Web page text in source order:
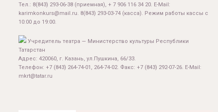
Тел.: 8(843) 293-06-38 (приемная), + 7 906 116 34 20. E-Mail:
karimkonkurs@mail.ru. 8(843) 293-03-74 (касса). Режим работы кассы с
10:00 до 19:00.
Учредитель театра — Министерство культуры Республики
Татарстан
Адрес: 420060, г. Казань, ул.Пушкина, 66/33.
Телефон: +7 (843) 264-74-01, 264-74-02. Факс: +7 (843) 292-07-26. E-Mail:
mkrt@tatar.ru